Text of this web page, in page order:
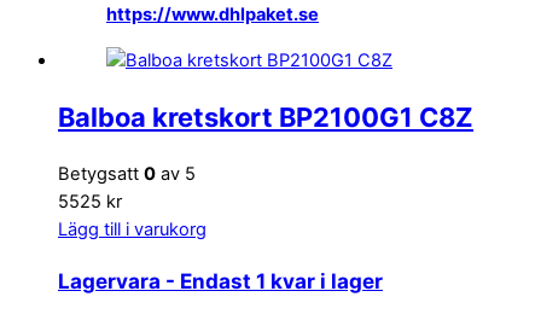
https://www.dhlpaket.se
Balboa kretskort BP2100G1 C8Z
Betygsatt 0 av 5
5525 kr
Lägg till i varukorg
Lagervara - Endast 1 kvar i lager